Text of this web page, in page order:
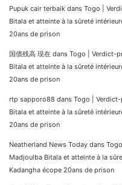
Pupuk cair terbaik dans Togo |
Bitala et atteinte à la sûreté
20ans de prison
国債残高 現在 dans Togo | Verdict-
Bitala et atteinte à la sûreté
20ans de prison
rtp sapporo88 dans Togo |
Bitala et atteinte à la sûreté
20ans de prison
Neatherland News Today dans
Madjoulba Bitala et atteinte à la
Kadangha écope 20ans de prison